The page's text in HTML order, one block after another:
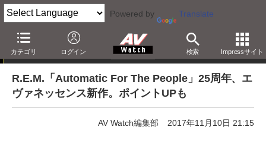
Powered by Translate
カテゴリ ログイン 検索 Impressサイト
e-onkyo musicハイレゾ配信情報
R.E.M.「Automatic For The People」25周年、エ
ヴァネッセンス新作。ポイントUPも
AV Watch編集部 2017年11月10日 21:15